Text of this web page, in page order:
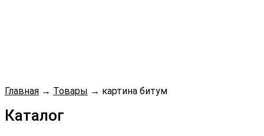
Главная → Товары → картина битум
Каталог